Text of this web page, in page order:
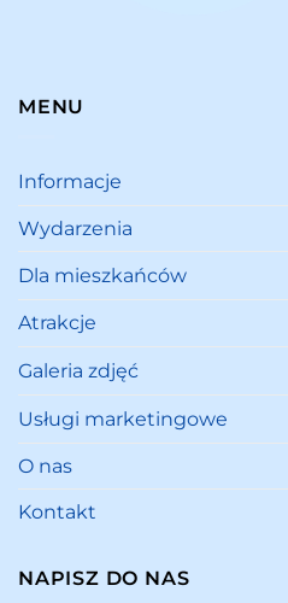
MENU
Informacje
Wydarzenia
Dla mieszkańców
Atrakcje
Galeria zdjęć
Usługi marketingowe
O nas
Kontakt
NAPISZ DO NAS